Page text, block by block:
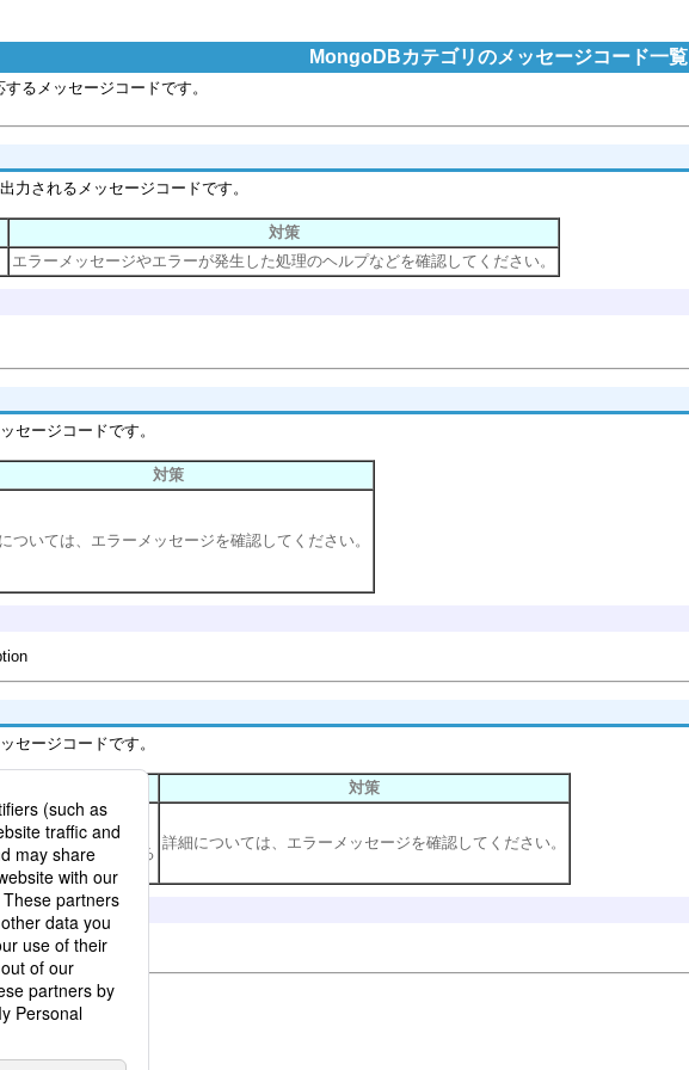
MongoDBカテゴリのメッセージコード一覧
るメッセージコードです。
力されるメッセージコードです。
対策
エラーメッセージやエラーが発生した処理のヘルプなどを確認してください。
セージコードです。
対策
ついては、エラーメッセージを確認してください。
セージコードです。
対策
レクタ]が不正である
詳細については、エラーメッセージを確認してください。